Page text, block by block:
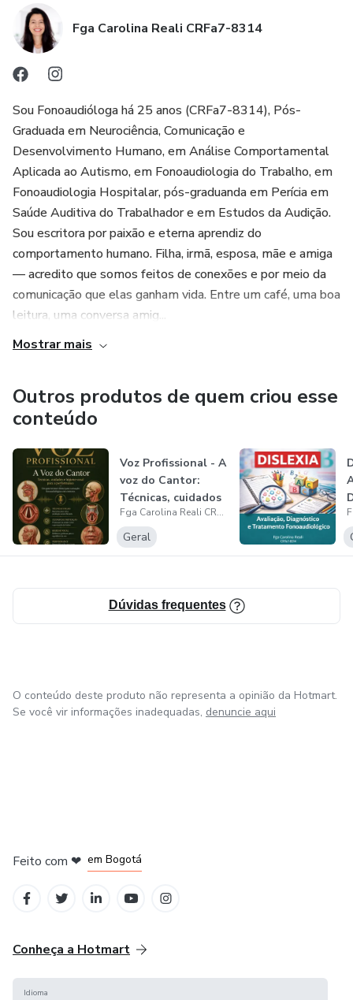
12 Alimentação e Funções Orofaciais
13 Escolarização
14 Histórico Medico
15 Histórico Familiar
16 Terapias e Intervenções
17 Instrumentos e Protocolos Aplicados
18 Observações Clinicas Durante Avaliação
19 Hipóteses Diagnosticas
20 Exames Complementares Sugeridos
21 Plano Terapêutico e Encaminhamentos
22 Assinaturas e Consentimento
Fga Carolina Reali CRFa7-8314
Sou Fonoaudióloga há 25 anos (CRFa7-8314), Pós-
Graduada em Neurociência, Comunicação e
Desenvolvimento Humano, em Análise Comportamental
Aplicada ao Autismo, em Fonoaudiologia do Trabalho, em
Fonoaudiologia Hospitalar, pós-graduanda em Perícia em
Saúde Auditiva do Trabalhador e em Estudos da Audição.
Sou escritora por paixão e eterna aprendiz do
comportamento humano. Filha, irmã, esposa, mãe e amiga
— acredito que somos feitos de conexões e por meio da
comunicação que elas ganham vida. Entre um café, uma boa
leitura, uma conversa amig...
Mostrar mais
Outros produtos de quem criou esse
conteúdo
Voz Profissional - A
voz do Cantor:
Técnicas, cuidados
e hig...
Fga Carolina Reali CRFa7-8314
Geral
Dúvidas frequentes
O conteúdo deste produto não representa a opinião da Hotmart.
Se você vir informações inadequadas, denuncie aqui
Feito com ❤ em Bogotá
Conheça a Hotmart
Idioma